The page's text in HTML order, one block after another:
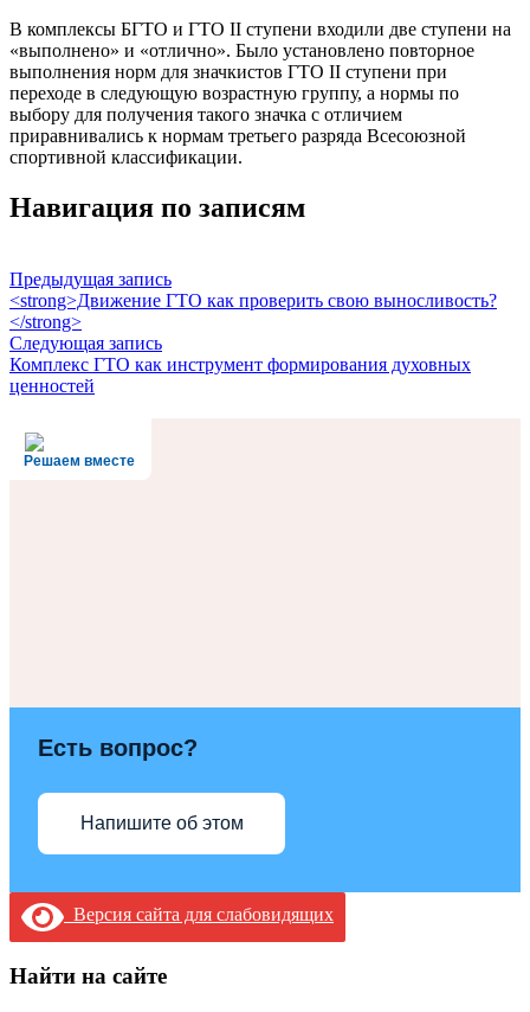
В комплексы БГТО и ГТО II ступени входили две ступени на
«выполнено» и «отлично». Было установлено повторное
выполнения норм для значкистов ГТО II ступени при
переходе в следующую возрастную группу, а нормы по
выбору для получения такого значка с отличием
приравнивались к нормам третьего разряда Всесоюзной
спортивной классификации.
Навигация по записям
Предыдущая запись
<strong>Движение ГТО как проверить свою выносливость?
</strong>
Следующая запись
Комплекс ГТО как инструмент формирования духовных
ценностей
Решаем вместе
Есть вопрос?
Напишите об этом
Версия сайта для слабовидящих
Найти на сайте